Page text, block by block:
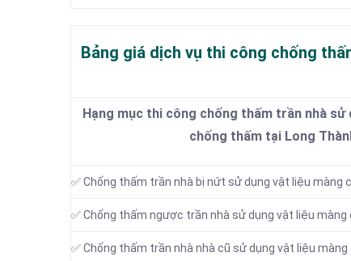
Bảng giá dịch vụ thi công chống
Hạng mục thi công chống thấm trần nhà sử
chống thấm tại Long
✅ Chống thấm trần nhà bị nứt sử dụng vật liệu màng
✅ Chống thấm ngược trần nhà sử dụng vật liệu màng
✅ Chống thấm trần nhà nhà cũ sử dụng vật liệu